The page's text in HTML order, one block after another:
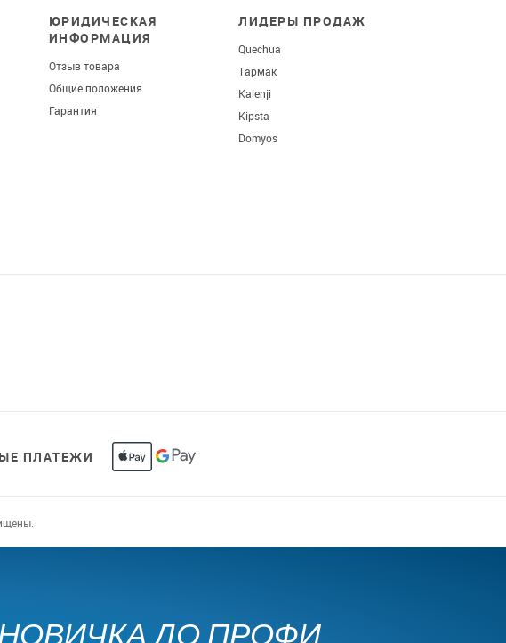
ЮРИДИЧЕСКАЯ
ИНФОРМАЦИЯ
Отзыв товара
Общие положения
Гарантия
ЛИДЕРЫ ПРОДАЖ
Quechua
Тармак
Kalenji
Kipsta
Domyos
ПЛАТЕЖИ
ДО ПРОФИ